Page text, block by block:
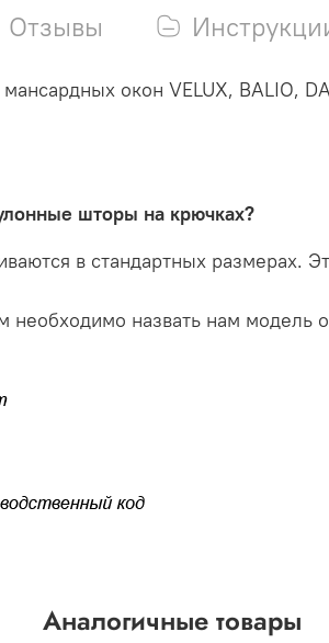
Отзывы
окон VELUX, BALIO,
шторы на крючках?
в стандартных размерах.
назвать нам
Аналогичные товары